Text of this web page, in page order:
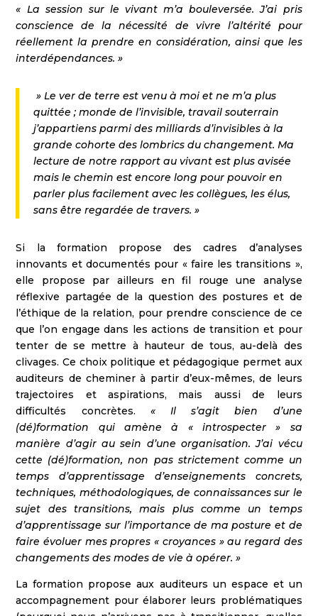
« La session sur le vivant m’a bouleversée. J’ai pris
conscience de la nécessité de vivre l’altérité pour
réellement la prendre en considération, ainsi que les
interdépendances. »
» Le ver de terre est venu à moi et ne m’a plus
quittée ; monde de l’invisible, travail souterrain
j’appartiens parmi des milliards d’invisibles à la
grande cohorte des lombrics du changement. Ma
lecture de notre rapport au vivant est plus avisée
mais le chemin est encore long pour pouvoir en
parler plus facilement avec les collègues, les élus,
sans être regardée de travers. »
Si la formation propose des cadres d’analyses
innovants et documentés pour « faire les transitions »,
elle propose par ailleurs en fil rouge une analyse
réflexive partagée de la question des postures et de
l’éthique de la relation, pour prendre conscience de ce
que l’on engage dans les actions de transition et pour
tenter de se mettre à hauteur de tous, au-delà des
clivages. Ce choix politique et pédagogique permet aux
auditeurs de cheminer à partir d’eux-mêmes, de leurs
trajectoires et aspirations, mais aussi de leurs
difficultés concrètes. « Il s’agit bien d’une
(dé)formation qui amène à « introspecter » sa
manière d’agir au sein d’une organisation. J’ai vécu
cette (dé)formation, non pas strictement comme un
temps d’apprentissage d’enseignements concrets,
techniques, méthodologiques, de connaissances sur le
sujet des transitions, mais plus comme un temps
d’apprentissage sur l’importance de ma posture et de
faire évoluer mes propres « croyances » au regard des
changements des modes de vie à opérer. »
La formation propose aux auditeurs un espace et un
accompagnement pour élaborer leurs problématiques